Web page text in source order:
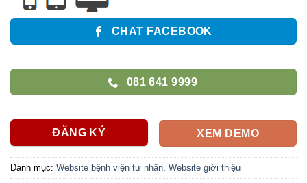
CHAT FACEBOOK
081 641 9999
ĐĂNG KÝ XEM DEMO
Danh mục: Website bệnh viện tư nhân Website giới thiệu